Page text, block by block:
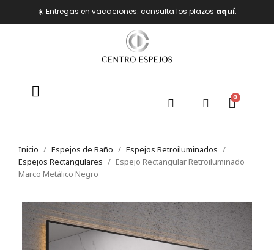
☀️ Entregas en vacaciones: consulta los plazos aquí.
Inicio Espejos de Baño
Espejos Retroiluminados
Espejos Rectangulares
Espejo Rectangular Retroiluminado
Marco Metálico Negro